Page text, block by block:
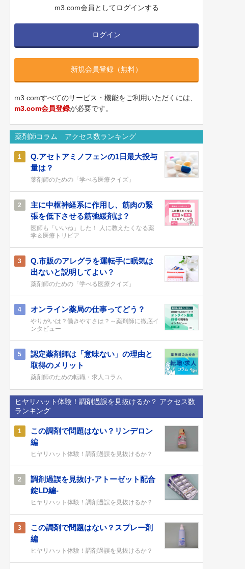
m3.com会員としてログインする
ログイン
新規会員登録（無料）
m3.comすべてのサービス・機能をご利用いただくには、
m3.com会員登録が必要です。
薬剤師コラム アクセス数ランキング
1
Q.アセトアミノフェンの1日最大投与
量は？
薬剤師のための「学べる医療クイズ」
2
主に中枢神経系に作用し、筋肉の緊
張を低下させる筋弛緩剤は？
医師も「いいね」した！ 人に教えたくなる薬
学＆医療トリビア
3
Q.市販のアレグラを運転手に眠気は
出ないと説明してよい？
薬剤師のための「学べる医療クイズ」
4 オンライン薬局の仕事ってどう？
やりがいは？働きやすさは？～薬剤師に徹底イ
ンタビュー
5
認定薬剤師は「意味ない」の理由と
取得のメリット
薬剤師のための転職・求人コラム
ヒヤリハット体験！調剤過誤を見抜けるか？ アクセス数
ランキング
1
この調剤で問題はない？リンデロン
編
ヒヤリハット体験！調剤過誤を見抜けるか？
2
調剤過誤を見抜け-アトーゼット配合
錠LD編-
ヒヤリハット体験！調剤過誤を見抜けるか？
3
この調剤で問題はない？スプレー剤
編
ヒヤリハット体験！調剤過誤を見抜けるか？